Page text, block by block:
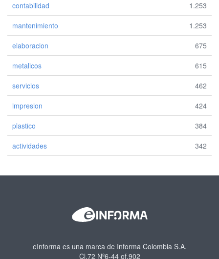
contabilidad 1.253
mantenimiento 1.253
elaboracion 675
metalicos 615
servicios 462
impresion 424
plastico 384
actividades 342
eInforma es una marca de Informa Colombia S.A.
Cl.72 Nº6-44 of.902